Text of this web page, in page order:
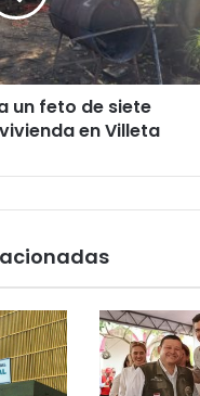
un feto de siete
en Villeta